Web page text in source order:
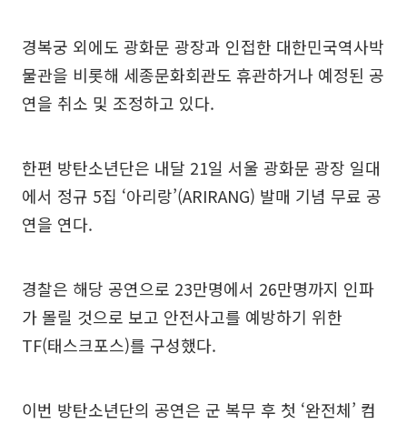
경복궁 외에도 광화문 광장과 인접한 대한민국역사박
물관을 비롯해 세종문화회관도 휴관하거나 예정된 공
연을 취소 및 조정하고 있다.
한편 방탄소년단은 내달 21일 서울 광화문 광장 일대
에서 정규 5집 ‘아리랑’(ARIRANG) 발매 기념 무료 공
연을 연다.
경찰은 해당 공연으로 23만명에서 26만명까지 인파
가 몰릴 것으로 보고 안전사고를 예방하기 위한
TF(태스크포스)를 구성했다.
이번 방탄소년단의 공연은 군 복무 후 첫 ‘완전체’ 컴